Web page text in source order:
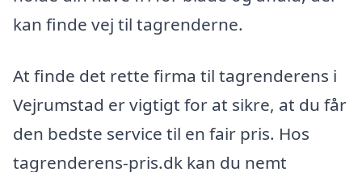
kan finde vej til tagrenderne.
At finde det rette firma til tagrenderens i
Vejrumstad er vigtigt for at sikre, at du får
den bedste service til en fair pris. Hos
tagrenderens-pris.dk kan du nemt